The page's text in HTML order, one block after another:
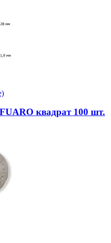
квадрат 100 шт.